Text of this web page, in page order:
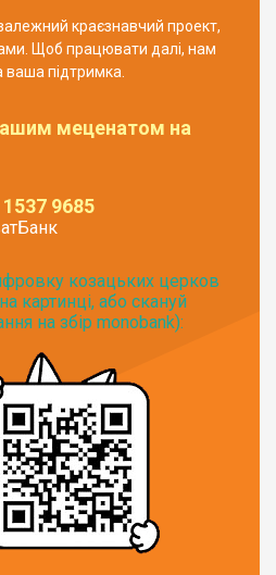
краєзнавчий проект,
Щоб працювати далі, нам
ваша підтримка.
меценатом на
9685
козацьких церков
картинці, або скануй
на збір monobank):